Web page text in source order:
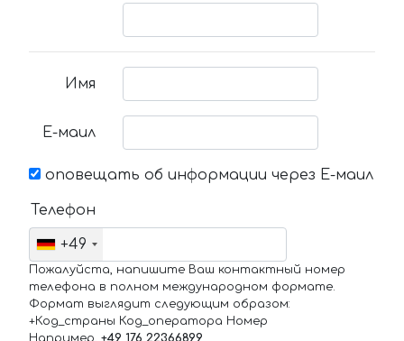
Имя
Е-маил
оповещать об информации через Е-маил
Телефон
+49
Пожалуйста, напишите Ваш контактный номер
телефона в полном международном формате.
Формат выглядит следующим образом:
+Код_страны Код_оператора Номер
Например, +49 176 22366899